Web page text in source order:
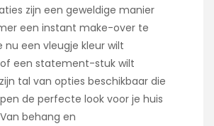
zijn een geweldige manier
een instant make-over te
nu een vleugje kleur wilt
een statement-stuk wilt
tal van opties beschikbaar die
de perfecte look voor je huis
behang en